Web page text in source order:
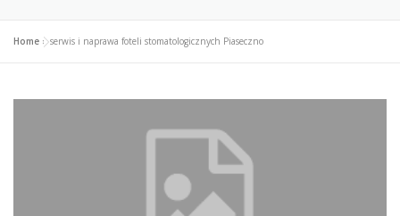
Home »serwis i naprawa foteli stomatologicznych Piaseczno